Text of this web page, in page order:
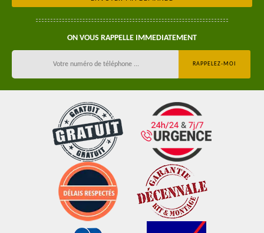
ON VOUS RAPPELLE IMMEDIATEMENT